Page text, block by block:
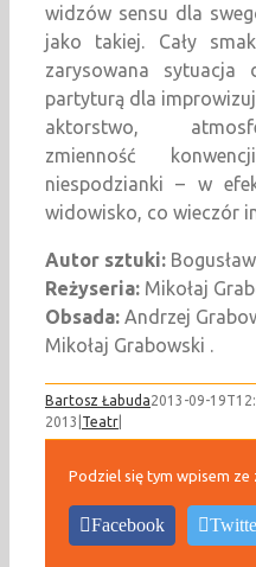
widzów sensu dla
jako takiej. Cały
zarysowana sytuacja
partyturą dla
aktorstwo,
zmienność
niespodzianki – w
widowisko, co wieczór
Autor sztuki:
Reżyseria: Mikołaj
Obsada: Andrzej
Mikołaj Grabowski .
Bartosz Łabuda2013-09-
2013 Teatr
Podziel się tym wpisem ze
Facebook